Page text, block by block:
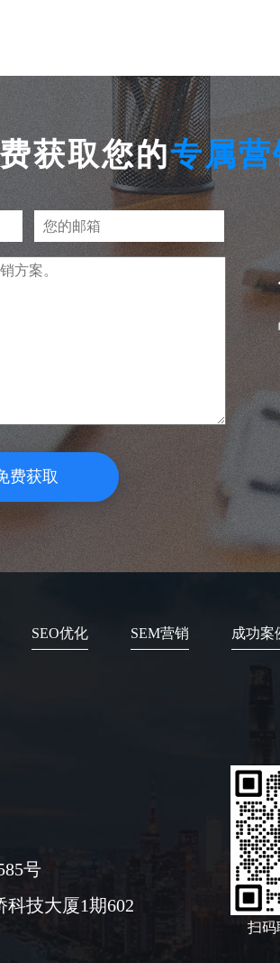
获取您的专属
费获取
SEO优化 SEM营销 成功案
号
科技大厦1期602
扫码